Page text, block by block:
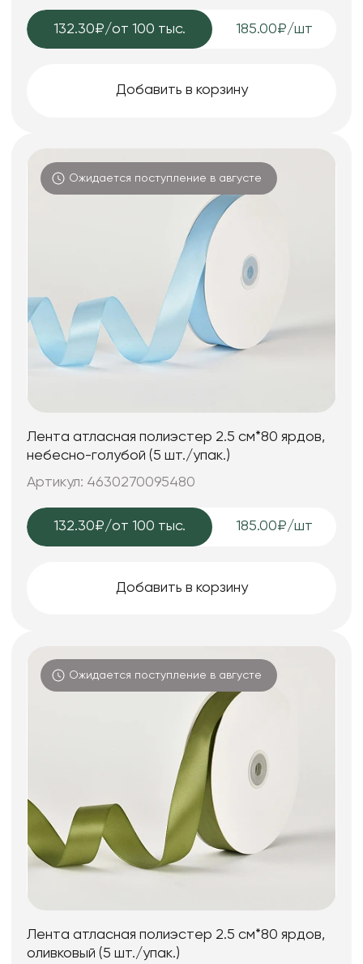
132.30₽/от 100 тыс. 185.00₽/шт
Добавить в корзину
Ожидается поступление в августе
Лента атласная полиэстер 2.5 см*80 ярдов,
небесно-голубой (5 шт./упак.)
Артикул: 4630270095480
132.30₽/от 100 тыс. 185.00₽/шт
Добавить в корзину
Ожидается поступление в августе
Лента атласная полиэстер 2.5 см*80 ярдов,
оливковый (5 шт./упак.)